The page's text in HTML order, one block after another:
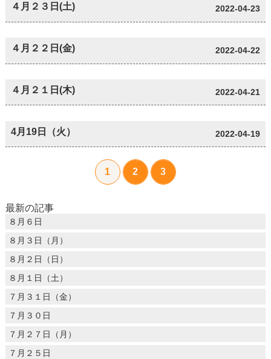
４月２３日(土) 2022-04-23
４月２２日(金) 2022-04-22
４月２１日(木) 2022-04-21
4月19日（火） 2022-04-19
1 2 3
最新の記事
８月６日
８月３日（月）
８月２日（日）
８月１日（土）
７月３１日（金）
７月３０日
７月２７日（月）
７月２５日